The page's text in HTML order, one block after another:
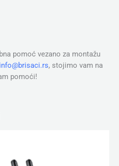
pomoć vezano za montažu
info@brisaci.rs, stojimo vam na
pomoći!